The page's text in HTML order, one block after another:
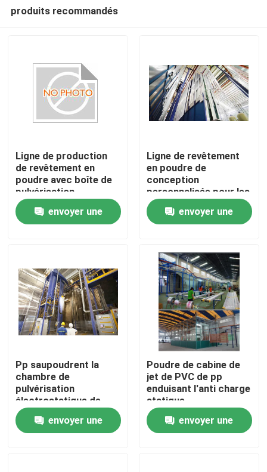
Maison
Produits
produits recommandés
Ligne de production
de revêtement en
poudre avec boîte de
pulvérisation
automatique de four
de durcissement
envoyer une
Ligne de revêtement
en poudre de
conception
personnalisée pour les
profils en aluminium d'
ABD Equipment de
Foshan, Guangdong,
envoyer une
Pp saupoudrent la
chambre de
pulvérisation
électrostatique de
revêtement de poudre
de cabinesenvoyer une
Poudre de cabine de
jet de PVC de pp
enduisant l'anti charge
statique
électrostatique
envoyer une